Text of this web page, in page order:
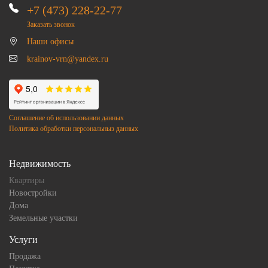
+7 (473) 228-22-77
Заказать звонок
Наши офисы
krainov-vrn@yandex.ru
Соглашение об использовании данных
Политика обработки персональныз данных
Недвижимость
Квартиры
Новостройки
Дома
Земельные участки
Услуги
Продажа